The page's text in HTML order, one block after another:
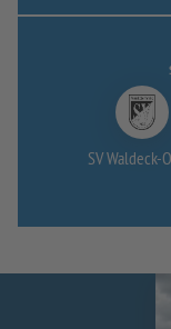
SV Waldeck-